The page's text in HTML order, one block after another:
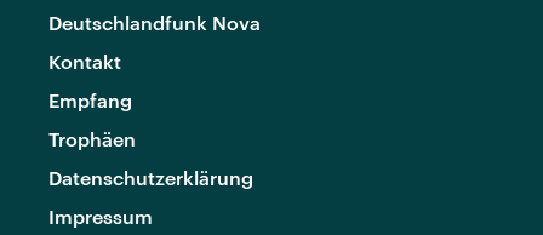
Deutschlandfunk Nova
Kontakt
Empfang
Trophäen
Datenschutzerklärung
Impressum